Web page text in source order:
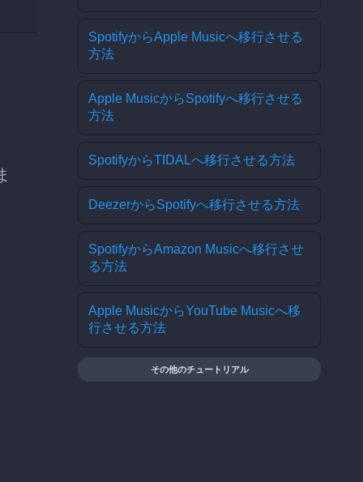
SpotifyからApple Musicへ移行させる
方法
Apple MusicからSpotifyへ移行させる
方法
SpotifyからTIDALへ移行させる方法
DeezerからSpotifyへ移行させる方法
SpotifyからAmazon Musicへ移行させ
る方法
Apple MusicからYouTube Musicへ移
行させる方法
その他のチュートリアル